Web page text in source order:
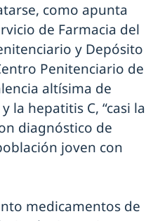
como apunta
de Farmacia del
y Depósito
Penitenciario de
altísima de
la hepatitis C, “casi la
diagnóstico de
joven con
medicamentos de